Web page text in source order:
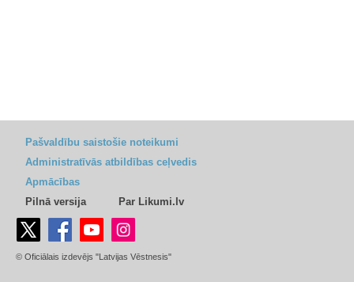
Pašvaldību saistošie noteikumi
Administratīvās atbildības ceļvedis
Apmācības
Pilnā versija
Par Likumi.lv
© Oficiālais izdevējs "Latvijas Vēstnesis"